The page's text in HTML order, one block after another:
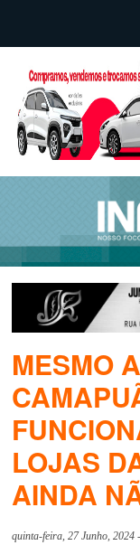
MESMO
LOJAS
AINDA
quinta-feira, 27 Junho, 2024